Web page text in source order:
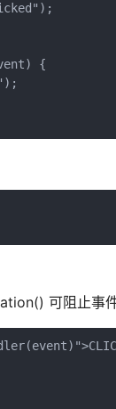
{
可阻止事